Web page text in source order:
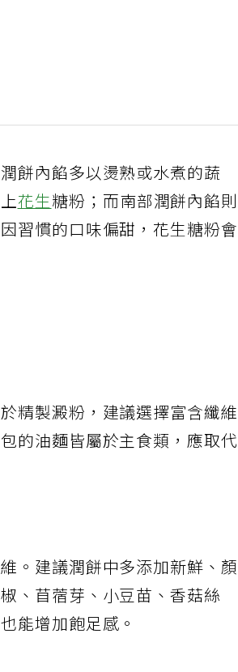
餅內餡多以燙熟或水煮的蔬
花生糖粉；而南部潤餅內餡則
習慣的口味偏甜，花生糖粉會
精製澱粉，建議選擇富含纖維
的油麵皆屬於主食類，應取代
。建議潤餅中多添加新鮮、顏
、苜蓿芽、小豆苗、香菇絲
能增加飽足感。